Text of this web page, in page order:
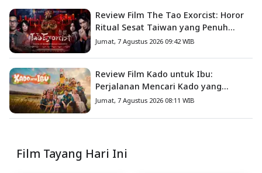
Review Film The Tao Exorcist: Horor
Ritual Sesat Taiwan yang Penuh
Misteri dan Teror Psikologis
Jumat, 7 Agustus 2026 09:42 WIB
Review Film Kado untuk Ibu:
Perjalanan Mencari Kado yang
Mengajarkan Arti Keluarga
Jumat, 7 Agustus 2026 08:11 WIB
Film Tayang Hari Ini